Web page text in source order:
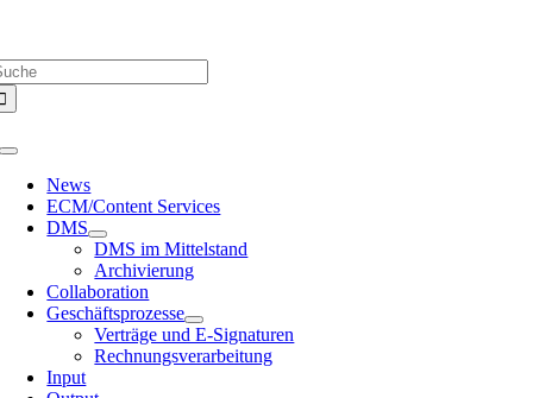
springen
Toggle
Navigation
News
ECM/Content Services
DMS
DMS im Mittelstand
Archivierung
Collaboration
Geschäftsprozesse
Verträge und E-Signaturen
Rechnungsverarbeitung
Input